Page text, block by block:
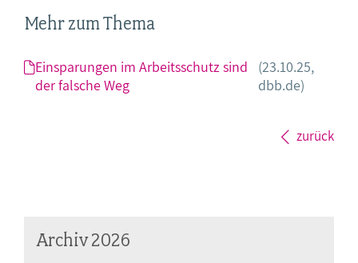
Mehr zum Thema
Einsparungen im Arbeitsschutz sind
der falsche Weg
(23.10.25,
dbb.de)
zurück
Archiv 2026